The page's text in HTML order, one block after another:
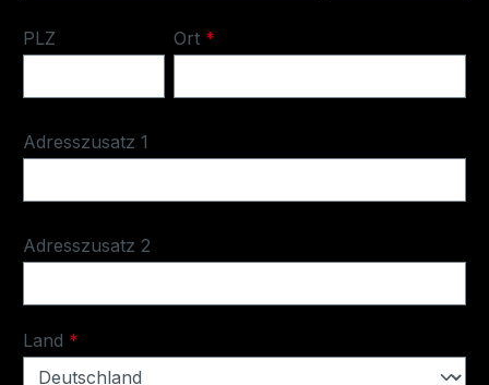
PLZ Ort *
Adresszusatz 1
Adresszusatz 2
Land *